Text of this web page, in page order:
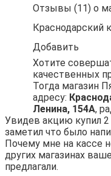
Отзывы (11) о
Краснодарский
Добавить
Хотите
качественных
Тогда магазин
адресу:
Ленина, 154А,
Увидев акцию купил 2
заметил что было
Почему мне на кассе
других магазинах
предлагали.